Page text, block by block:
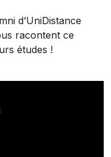
d’UniDistance
racontent ce
études !